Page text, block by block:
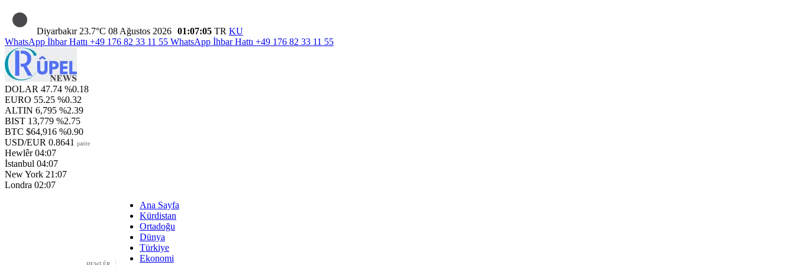
Diyarbakır 23.7°C 08 Ağustos 2026 01:07:05 TR KU
WhatsApp İhbar Hattı +49 176 82 33 11 55 WhatsApp İhbar Hattı +49 176 82 33 11 55
DOLAR 47.74 %0.18
EURO 55.25 %0.32
ALTIN 6,795 %2.39
BIST 13,779 %2.75
BTC $64,916 %0.90
USD/EUR 0.8641 parite
Hewlêr 04:07
İstanbul 04:07
New York 21:07
Londra 02:07
Ana Sayfa
Kürdistan
Ortadoğu
Dünya
Türkiye
Ekonomi